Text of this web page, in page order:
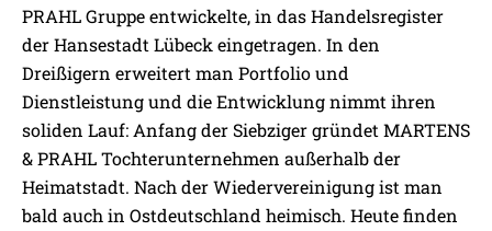
PRAHL Gruppe entwickelte, in das Handelsregister
der Hansestadt Lübeck eingetragen. In den
Dreißigern erweitert man Portfolio und
Dienstleistung und die Entwicklung nimmt ihren
soliden Lauf: Anfang der Siebziger gründet MARTENS
& PRAHL Tochterunternehmen außerhalb der
Heimatstadt. Nach der Wiedervereinigung ist man
bald auch in Ostdeutschland heimisch. Heute finden